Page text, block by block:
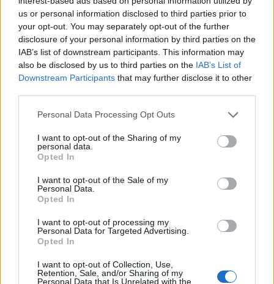
us or personal information disclosed to third parties prior to
your opt-out. You may separately opt-out of the further
disclosure of your personal information by third parties on the
IAB’s list of downstream participants. This information may
also be disclosed by us to third parties on the IAB’s List of
Downstream Participants that may further disclose it to other
Personal Data Processing Opt Outs
I want to opt-out of the Sharing of my
personal data.
Opted In
I want to opt-out of the Sale of my
Personal Data.
Opted In
I want to opt-out of processing my
Personal Data for Targeted Advertising.
Opted In
I want to opt-out of Collection, Use,
Retention, Sale, and/or Sharing of my
Personal Data that Is Unrelated with the
Ville Hussolta onnistunut
debyytti pudotuspeleissä – 37
Leijonien valmistautuminen
useampikin vahvistus
LIITTYVÄT ARTIKKELIT
Leijonat julkisti ketjut Sveitsi-peliin –